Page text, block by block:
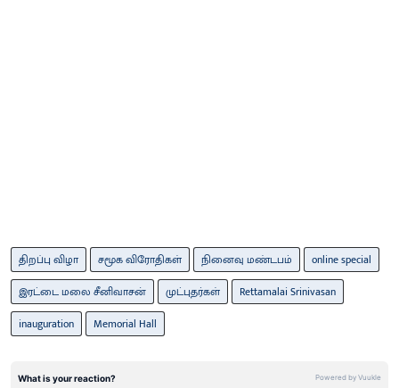
திறப்பு விழா சமூக விரோதிகள் நினைவு மண்டபம்
online special
இரட்டை மலை சீனிவாசன்
முட்புதர்கள்
Rettamalai Srinivasan
inauguration
Memorial Hall